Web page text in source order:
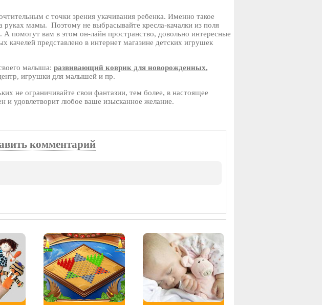
с точки зрения укачивания ребенка. Именно такое
мамы. Поэтому не выбрасывайте кресла-качалки из поля
помогут вам в этом он-лайн пространство, довольно интересные
качелей представлено в интернет магазине детских игрушек
малыша: развивающий коврик для новорожденных,
игрушки для малышей и пр.
не ограничивайте свои фантазии, тем более, в настоящее
и удовлетворит любое ваше изысканное желание.
комментарий